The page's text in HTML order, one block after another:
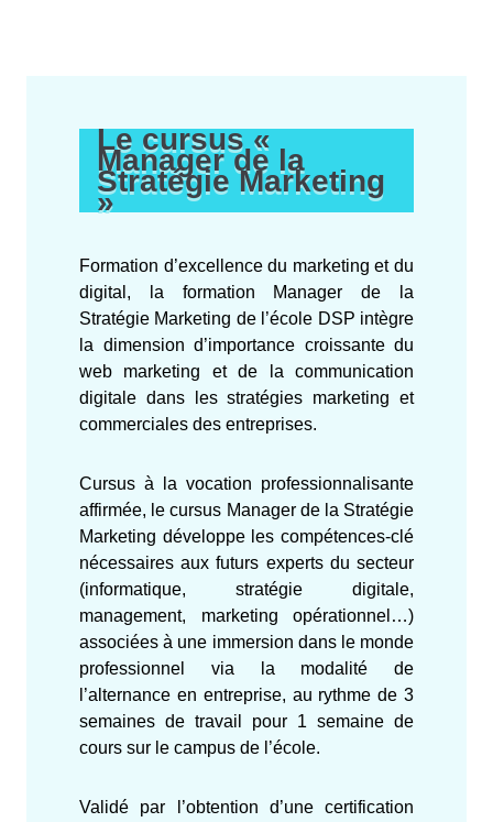
Le cursus «
Manager de la
Stratégie Marketing
»
Formation d’excellence du marketing et du
digital, la formation Manager de la
Stratégie Marketing de l’école DSP intègre
la dimension d’importance croissante du
web marketing et de la communication
digitale dans les stratégies marketing et
commerciales des entreprises.
Cursus à la vocation professionnalisante
affirmée, le cursus Manager de la Stratégie
Marketing développe les compétences-clé
nécessaires aux futurs experts du secteur
(informatique, stratégie digitale,
management, marketing opérationnel…)
associées à une immersion dans le monde
professionnel via la modalité de
l’alternance en entreprise, au rythme de 3
semaines de travail pour 1 semaine de
cours sur le campus de l’école.
Validé par l’obtention d’une certification